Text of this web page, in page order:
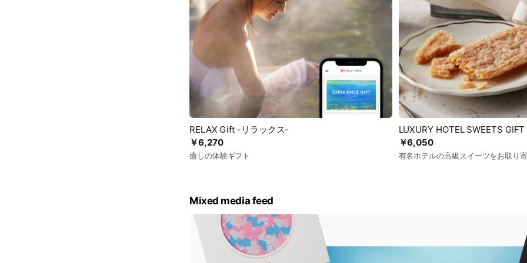
￥6,270
RELAX Gift -リラックス-
癒しの体験ギフト
￥6,050
LUXURY HOTEL SWEETS GIFT
有名ホテルの高級スイーツをお取り
Mixed media feed